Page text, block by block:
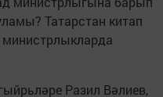
Татарстан китап
Разил Вәлиев,